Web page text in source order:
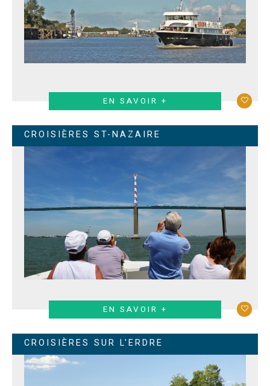
EN SAVOIR +
CROISIÈRES ST-NAZAIRE
EN SAVOIR +
CROISIÈRES SUR L'ERDRE